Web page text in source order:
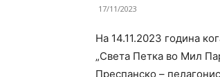
17/11/2023
На 14.11.2023 година
„Света Петка во Мил
Преспанско –